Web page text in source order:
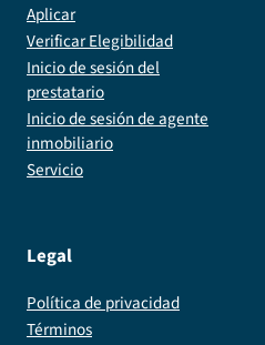
Aplicar
Verificar Elegibilidad
Inicio de sesión del
prestatario
Inicio de sesión de agente
inmobiliario
Servicio
Legal
Política de privacidad
Términos